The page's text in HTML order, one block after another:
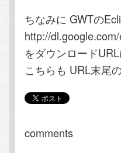
ちなみに GWTの
http://
をダウンロードURL
こちらも URL末尾
comments